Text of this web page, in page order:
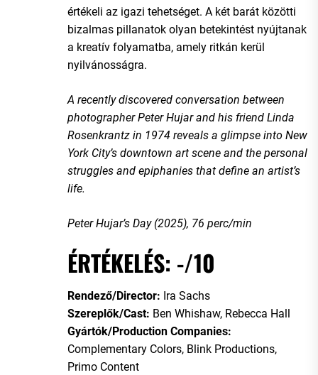
értékeli az igazi tehetséget. A két barát közötti
bizalmas pillanatok olyan betekintést nyújtanak
a kreatív folyamatba, amely ritkán kerül
nyilvánosságra.
A recently discovered conversation between
photographer Peter Hujar and his friend Linda
Rosenkrantz in 1974 reveals a glimpse into New
York City’s downtown art scene and the personal
struggles and epiphanies that define an artist’s
life.
Peter Hujar’s Day (2025), 76 perc/min
ÉRTÉKELÉS: -/10
Rendező/Director: Ira Sachs
Szereplők/Cast: Ben Whishaw, Rebecca Hall
Gyártók/Production Companies:
Complementary Colors, Blink Productions,
Primo Content